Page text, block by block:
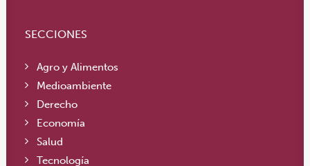
SECCIONES
Agro y Alimentos
Medioambiente
Derecho
Economía
Salud
Tecnología